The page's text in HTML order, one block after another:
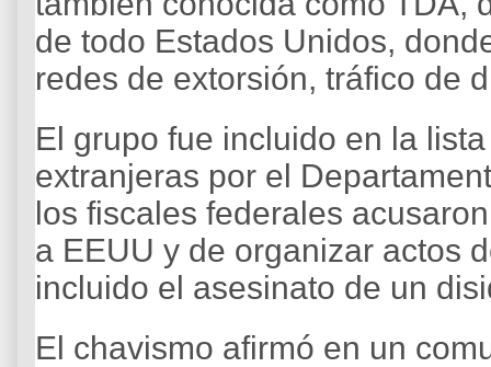
de todo Estados Unidos,
redes de extorsión, tráfico de
El grupo fue incluido en la
extranjeras por el
los fiscales federales
a EEUU y de organizar actos
incluido el asesinato de un
El chavismo afirmó en un